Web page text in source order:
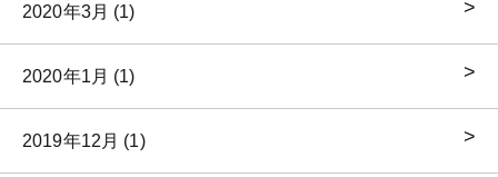
2020年3月 (1)
2020年1月 (1)
2019年12月 (1)